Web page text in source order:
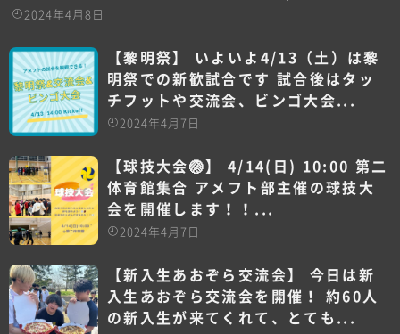
2024年4月8日
【黎明祭】 いよいよ4/13（土）は黎
明祭での新歓試合です 試合後はタッ
チフットや交流会、ビンゴ大会...
2024年4月7日
【球技大会🏐】 4/14(日) 10:00 第二
体育館集合 アメフト部主催の球技大
会を開催します！！...
2024年4月7日
【新入生あおぞら交流会️】 今日は新
入生あおぞら交流会を開催！ 約60人
の新入生が来てくれて、とても...